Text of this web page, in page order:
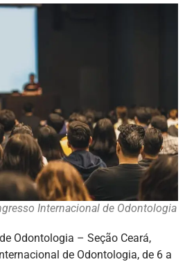
Internacional de Odontologia
Odontologia – Seção Ceará,
de Odontologia, de 6 a